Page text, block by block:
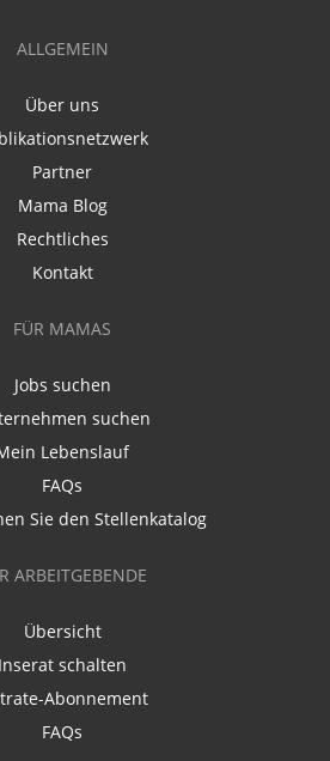
ALLGEMEIN
Über uns
Partner
Mama Blog
Rechtliches
Kontakt
FÜR MAMAS
Jobs suchen
suchen
Lebenslauf
FAQs
Sie den Stellenkatalog
ARBEITGEBENDE
Übersicht
Inserat schalten
Abonnement
FAQs